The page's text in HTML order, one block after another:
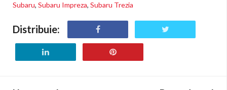
Subaru, Subaru Impreza, Subaru Trezia
Distribuie: